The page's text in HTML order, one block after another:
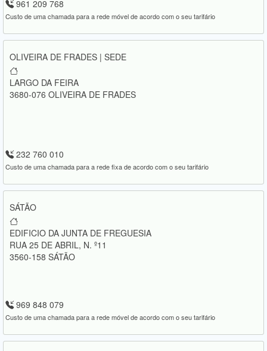
961 209 768
Custo de uma chamada para a rede móvel de acordo com o seu tarifário
OLIVEIRA DE FRADES | SEDE
LARGO DA FEIRA
3680-076 OLIVEIRA DE FRADES
232 760 010
Custo de uma chamada para a rede fixa de acordo com o seu tarifário
SÁTÃO
EDIFICIO DA JUNTA DE FREGUESIA
RUA 25 DE ABRIL, N. º11
3560-158 SÁTÃO
969 848 079
Custo de uma chamada para a rede móvel de acordo com o seu tarifário